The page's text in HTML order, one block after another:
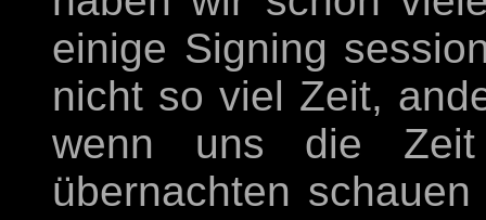
einige Signing
nicht so viel Zeit,
wenn uns die
übernachten